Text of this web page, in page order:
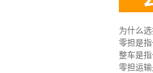
为什么选
零担是
整车是
零担运